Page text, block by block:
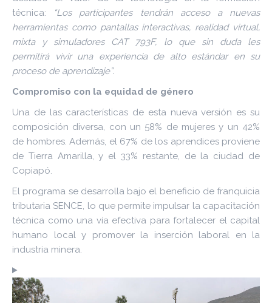
técnica:
“Los participantes tendrán acceso a nuevas
herramientas como pantallas interactivas, realidad virtual,
mixta y simuladores CAT 793F, lo que sin duda les
permitirá vivir una experiencia de alto estándar en su
proceso de aprendizaje”.
Compromiso con la equidad de género
Una de las características de esta nueva versión es su
composición diversa, con un 58% de mujeres y un 42%
de hombres. Además, el 67% de los aprendices proviene
de Tierra Amarilla, y el 33% restante, de la ciudad de
Copiapó.
El programa se desarrolla bajo el beneficio de franquicia
tributaria SENCE, lo que permite impulsar la capacitación
técnica como una vía efectiva para fortalecer el capital
humano local y promover la inserción laboral en la
industria minera.